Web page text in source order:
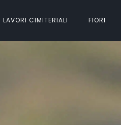
LAVORI CIMITERIALI FIORI